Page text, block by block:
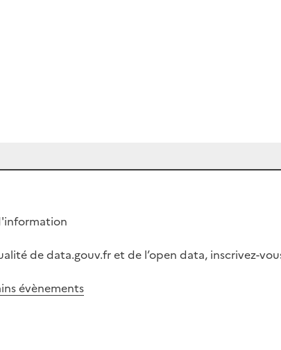
de data.gouv.fr et de l’open data, inscrivez-
évènements